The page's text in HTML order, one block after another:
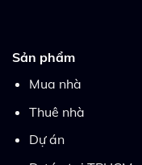
Sản phẩm
Mua nhà
Thuê nhà
Dự án